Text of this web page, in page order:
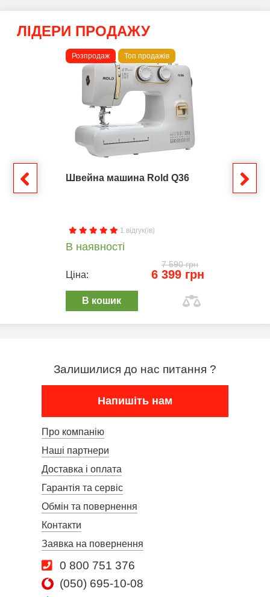
ЛІДЕРИ ПРОДАЖУ
Розпродаж Топ продажів
Швейна машина Rold Q36
1 відгук(ів)
В наявності
7 590 грн
Ціна: 6 399 грн
В кошик
Залишилися до нас питання ?
Напишіть нам
Про компанію
Наші партнери
Доставка і оплата
Гарантія та сервіс
Обмін та повернення
Контакти
Заявка на повернення
0 800 751 376
(050) 695-10-08